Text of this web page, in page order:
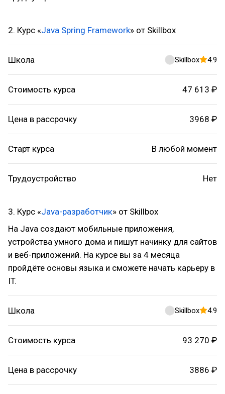
2. Курс «Java Spring Framework» от Skillbox
Школа Skillbox 4.9
Стоимость курса 47 613 ₽
Цена в рассрочку 3968 ₽
Старт курса В любой момент
Трудоустройство Нет
3. Курс «Java-разработчик» от Skillbox
На Java создают мобильные приложения,
устройства умного дома и пишут начинку для сайтов
и веб-приложений. На курсе вы за 4 месяца
пройдёте основы языка и сможете начать карьеру в
IT.
Школа Skillbox 4.9
Стоимость курса 93 270 ₽
Цена в рассрочку 3886 ₽